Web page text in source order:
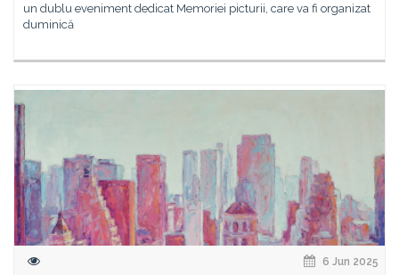
un dublu eveniment dedicat Memoriei picturii, care va fi organizat
duminică
6 Jun 2025